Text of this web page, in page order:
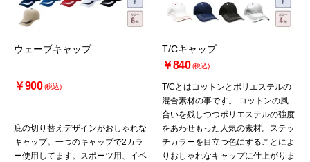
ウェーブキャップ
￥900 (税込)
庇の切り替えデザインがおしゃれな
キャップ。一つのキャップで2カラ
ー使用してます。スポーツ用、イベ
T/Cキャップ
￥840 (税込)
T/Cとはコットンとポリエステルの
混合素材の事です。 コットンの風
合いを残しつつポリエステルの強度
をあわせもった人気の素材。ステッ
チカラーを目立つ色にすることによ
りおしゃれなキャップに仕上がりま